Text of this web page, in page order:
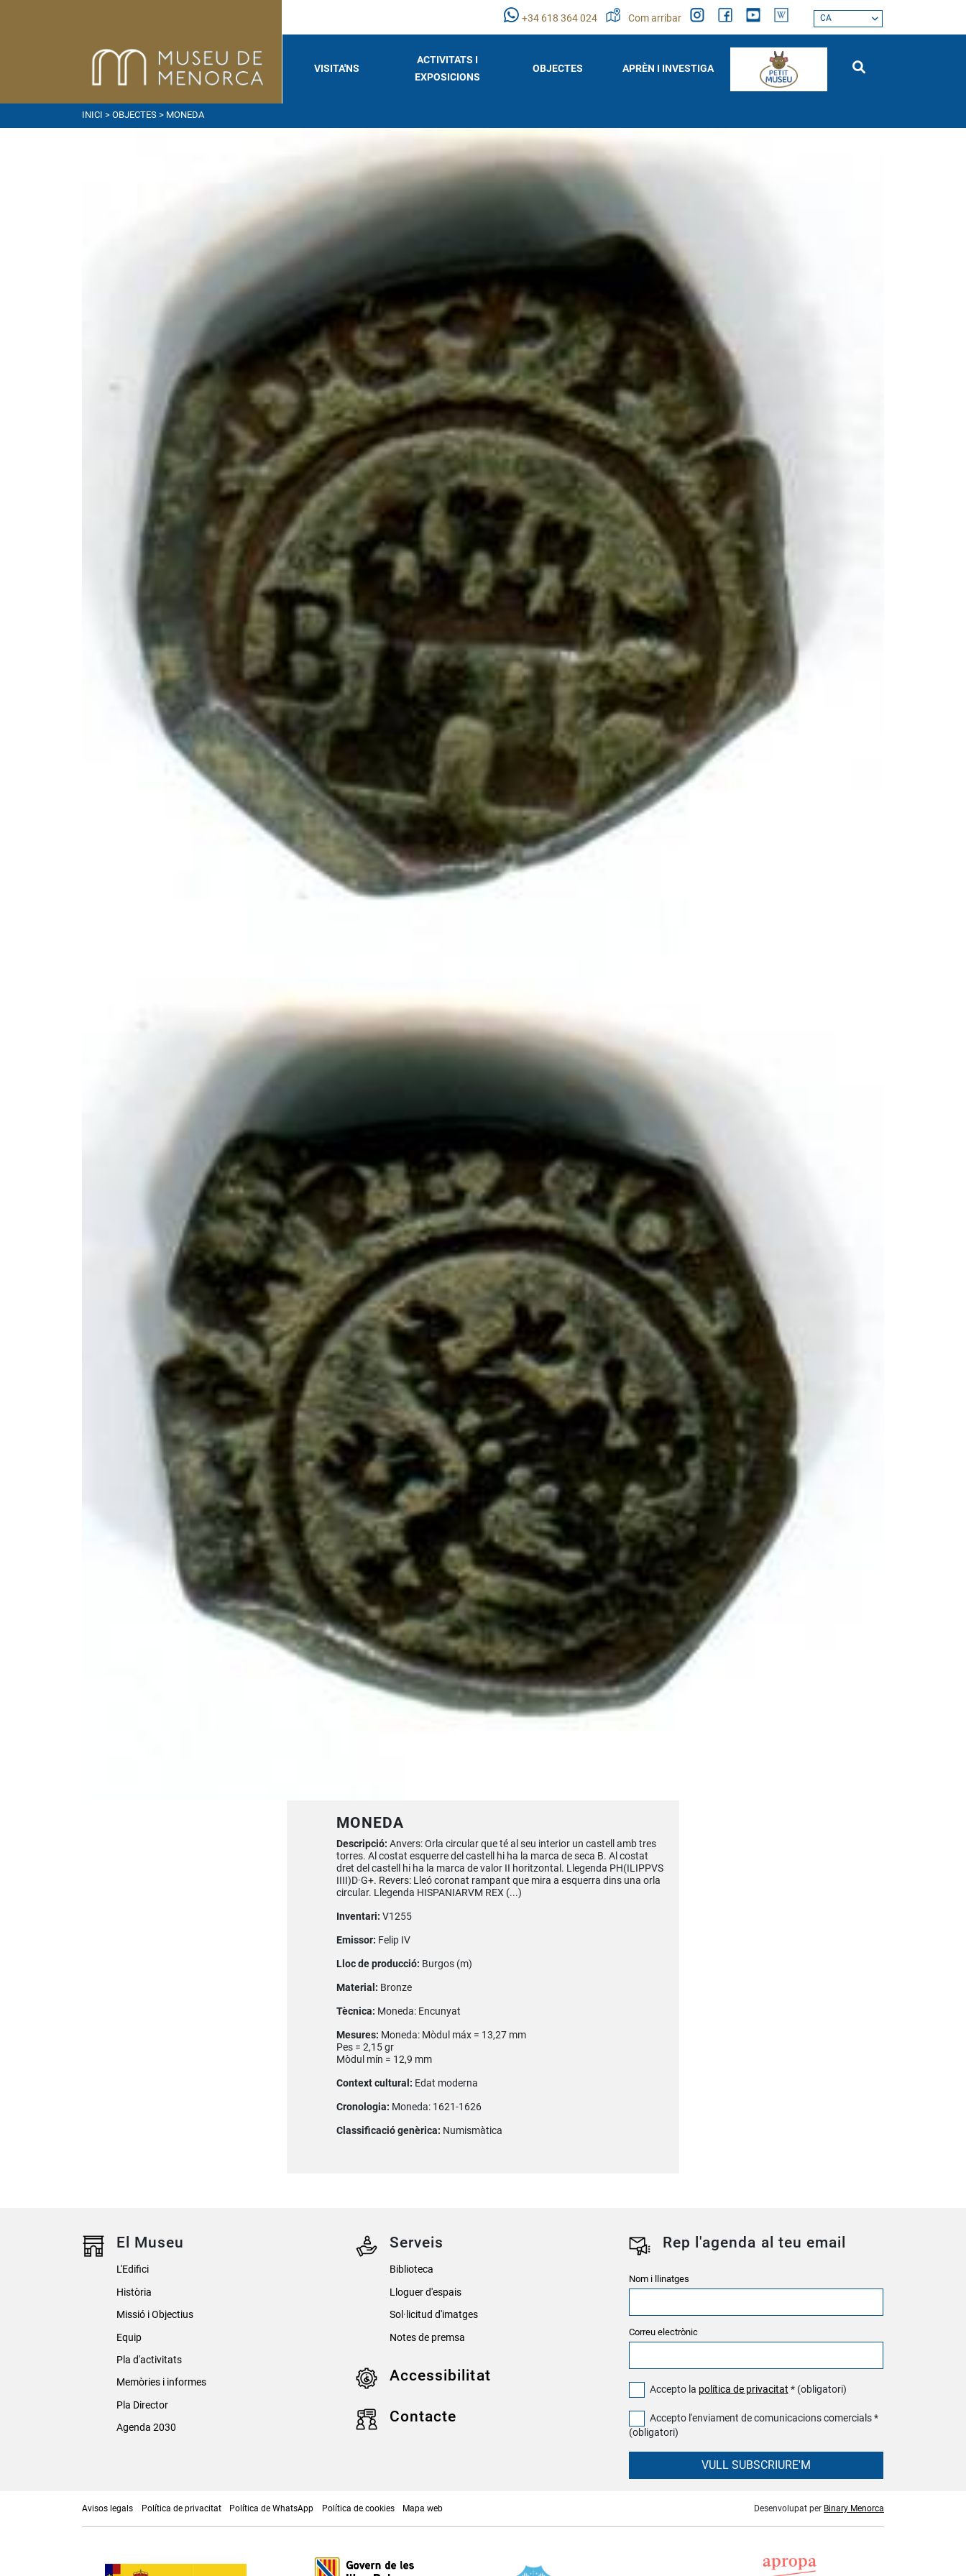
+34 618 364 024 Com arribar CA
VISITA'NS
ACTIVITATS I
EXPOSICIONS
OBJECTES APRÈN I INVESTIGA
INICI > OBJECTES > MONEDA
MONEDA
Descripció: Anvers: Orla circular que té al seu interior un castell amb tres
torres. Al costat esquerre del castell hi ha la marca de seca B. Al costat
dret del castell hi ha la marca de valor II horitzontal. Llegenda PH(ILIPPVS
IIII)D·G+. Revers: Lleó coronat rampant que mira a esquerra dins una orla
circular. Llegenda HISPANIARVM REX (...)
Inventari: V1255
Emissor: Felip IV
Lloc de producció: Burgos (m)
Material: Bronze
Tècnica: Moneda: Encunyat
Mesures: Moneda: Mòdul máx = 13,27 mm
Pes = 2,15 gr
Mòdul mín = 12,9 mm
Context cultural: Edat moderna
Cronologia: Moneda: 1621-1626
Classificació genèrica: Numismàtica
El Museu
L'Edifici
Història
Missió i Objectius
Equip
Pla d'activitats
Memòries i informes
Pla Director
Agenda 2030
Serveis
Biblioteca
Lloguer d'espais
Sol·licitud d'imatges
Notes de premsa
Accessibilitat
Contacte
Rep l'agenda al teu email
Nom i llinatges
Correu electrònic
Accepto la política de privacitat * (obligatori)
Accepto l'enviament de comunicacions comercials *
(obligatori)
VULL SUBSCRIURE'M
Avisos legals Política de privacitat Política de WhatsApp Política de cookies Mapa web Desenvolupat per Binary Menorca